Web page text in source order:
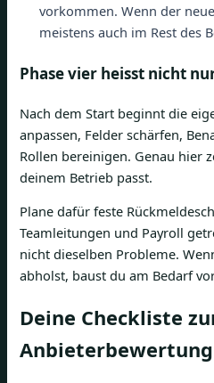
vorkommen. Wenn der
meistens auch im Rest des
Phase vier heisst nicht
Nach dem Start beginnt die
anpassen, Felder schärfen,
Rollen bereinigen. Genau hier
deinem Betrieb passt.
Plane dafür feste
Teamleitungen und Payroll
nicht dieselben Probleme.
abholst, baust du am Bedarf
Deine Checkliste
Anbieterbewertung